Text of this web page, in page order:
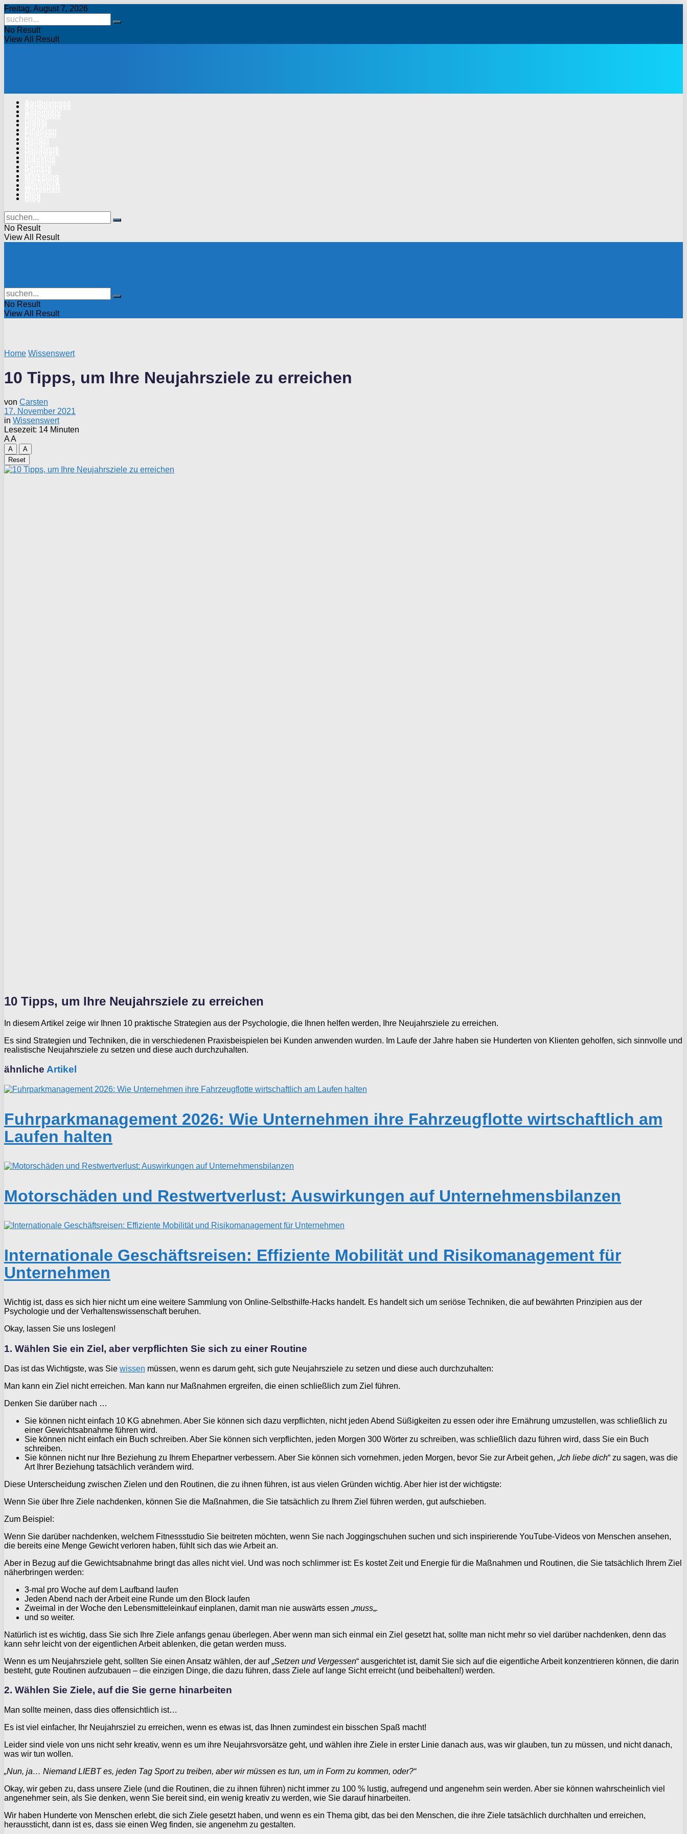
Freitag, August 7, 2026
No Result
View All Result
No Result
View All Result
No Result
View All Result
Home Wissenswert
10 Tipps, um Ihre Neujahrsziele zu erreichen
von Carsten
17. November 2021
in Wissenswert
Lesezeit: 14 Minuten
AA
A
A
Reset
10 Tipps, um Ihre Neujahrsziele zu erreichen
In diesem Artikel zeige wir Ihnen 10 praktische Strategien aus der Psychologie, die Ihnen helfen werden, Ihre Neujahrsziele zu erreichen.
Es sind Strategien und Techniken, die in verschiedenen Praxisbeispielen bei Kunden anwenden wurden. Im Laufe der Jahre haben sie Hunderten von Klienten geholfen, sich sinnvolle und
realistische Neujahrsziele zu setzen und diese auch durchzuhalten.
ähnliche Artikel
Fuhrparkmanagement 2026: Wie Unternehmen ihre Fahrzeugflotte wirtschaftlich am
Laufen halten
Motorschäden und Restwertverlust: Auswirkungen auf Unternehmensbilanzen
Internationale Geschäftsreisen: Effiziente Mobilität und Risikomanagement für
Unternehmen
Wichtig ist, dass es sich hier nicht um eine weitere Sammlung von Online-Selbsthilfe-Hacks handelt. Es handelt sich um seriöse Techniken, die auf bewährten Prinzipien aus der
Psychologie und der Verhaltenswissenschaft beruhen.
Okay, lassen Sie uns loslegen!
1. Wählen Sie ein Ziel, aber verpflichten Sie sich zu einer Routine
Das ist das Wichtigste, was Sie wissen müssen, wenn es darum geht, sich gute Neujahrsziele zu setzen und diese auch durchzuhalten:
Man kann ein Ziel nicht erreichen. Man kann nur Maßnahmen ergreifen, die einen schließlich zum Ziel führen.
Denken Sie darüber nach …
Sie können nicht einfach 10 KG abnehmen. Aber Sie können sich dazu verpflichten, nicht jeden Abend Süßigkeiten zu essen oder ihre Ernährung umzustellen, was schließlich zu
einer Gewichtsabnahme führen wird.
Sie können nicht einfach ein Buch schreiben. Aber Sie können sich verpflichten, jeden Morgen 300 Wörter zu schreiben, was schließlich dazu führen wird, dass Sie ein Buch
schreiben.
Sie können nicht nur Ihre Beziehung zu Ihrem Ehepartner verbessern. Aber Sie können sich vornehmen, jeden Morgen, bevor Sie zur Arbeit gehen, „Ich liebe dich“ zu sagen, was die
Art Ihrer Beziehung tatsächlich verändern wird.
Diese Unterscheidung zwischen Zielen und den Routinen, die zu ihnen führen, ist aus vielen Gründen wichtig. Aber hier ist der wichtigste:
Wenn Sie über Ihre Ziele nachdenken, können Sie die Maßnahmen, die Sie tatsächlich zu Ihrem Ziel führen werden, gut aufschieben.
Zum Beispiel:
Wenn Sie darüber nachdenken, welchem Fitnessstudio Sie beitreten möchten, wenn Sie nach Joggingschuhen suchen und sich inspirierende YouTube-Videos von Menschen ansehen,
die bereits eine Menge Gewicht verloren haben, fühlt sich das wie Arbeit an.
Aber in Bezug auf die Gewichtsabnahme bringt das alles nicht viel. Und was noch schlimmer ist: Es kostet Zeit und Energie für die Maßnahmen und Routinen, die Sie tatsächlich Ihrem Ziel
näherbringen werden:
3-mal pro Woche auf dem Laufband laufen
Jeden Abend nach der Arbeit eine Runde um den Block laufen
Zweimal in der Woche den Lebensmitteleinkauf einplanen, damit man nie auswärts essen „muss„.
und so weiter.
Natürlich ist es wichtig, dass Sie sich Ihre Ziele anfangs genau überlegen. Aber wenn man sich einmal ein Ziel gesetzt hat, sollte man nicht mehr so viel darüber nachdenken, denn das
kann sehr leicht von der eigentlichen Arbeit ablenken, die getan werden muss.
Wenn es um Neujahrsziele geht, sollten Sie einen Ansatz wählen, der auf „Setzen und Vergessen“ ausgerichtet ist, damit Sie sich auf die eigentliche Arbeit konzentrieren können, die darin
besteht, gute Routinen aufzubauen – die einzigen Dinge, die dazu führen, dass Ziele auf lange Sicht erreicht (und beibehalten!) werden.
2. Wählen Sie Ziele, auf die Sie gerne hinarbeiten
Man sollte meinen, dass dies offensichtlich ist…
Es ist viel einfacher, Ihr Neujahrsziel zu erreichen, wenn es etwas ist, das Ihnen zumindest ein bisschen Spaß macht!
Leider sind viele von uns nicht sehr kreativ, wenn es um ihre Neujahrsvorsätze geht, und wählen ihre Ziele in erster Linie danach aus, was wir glauben, tun zu müssen, und nicht danach,
was wir tun wollen.
„Nun, ja… Niemand LIEBT es, jeden Tag Sport zu treiben, aber wir müssen es tun, um in Form zu kommen, oder?“
Okay, wir geben zu, dass unsere Ziele (und die Routinen, die zu ihnen führen) nicht immer zu 100 % lustig, aufregend und angenehm sein werden. Aber sie können wahrscheinlich viel
angenehmer sein, als Sie denken, wenn Sie bereit sind, ein wenig kreativ zu werden, wie Sie darauf hinarbeiten.
Wir haben Hunderte von Menschen erlebt, die sich Ziele gesetzt haben, und wenn es ein Thema gibt, das bei den Menschen, die ihre Ziele tatsächlich durchhalten und erreichen,
heraussticht, dann ist es, dass sie einen Weg finden, sie angenehm zu gestalten.